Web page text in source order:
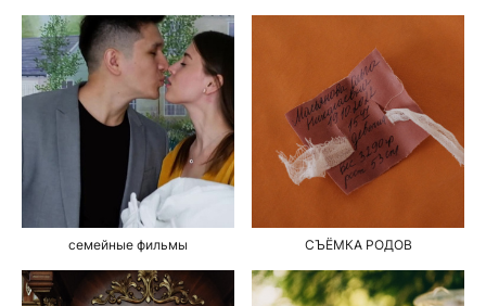
семейные фильмы СЪЁМКА РОДОВ